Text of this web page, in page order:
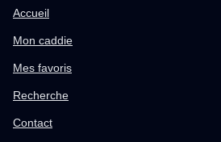
Accueil
Mon caddie
Mes favoris
Recherche
Contact